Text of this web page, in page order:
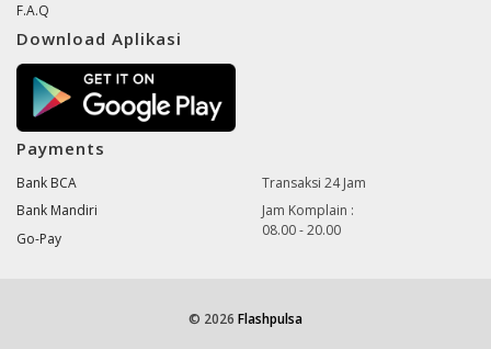
F.A.Q
Download Aplikasi
Payments
Bank BCA
Bank Mandiri
Go-Pay
Transaksi 24 Jam
Jam Komplain :
08.00 - 20.00
© 2026 Flashpulsa